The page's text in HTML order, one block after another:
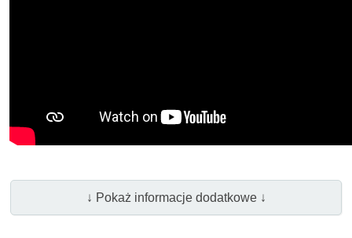
↓ Pokaż informacje dodatkowe ↓